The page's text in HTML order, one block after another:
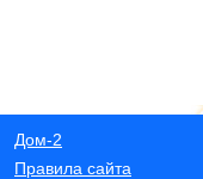
Дом-2
Правила сайта